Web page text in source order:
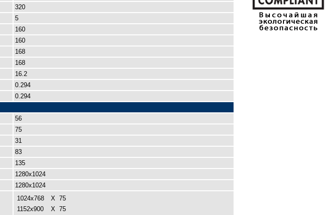
320
5
160
160
168
168
16.2
0.294
0.294
56
75
31
83
135
1280x1024
1280x1024
1024x768 X 75
1152х900
X 75